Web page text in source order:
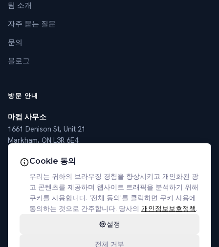
팀 소개
자주 묻는 질문
문의
블로그
방문 안내
마컴 사무소
1661 Denison St, Unit 21
Markham, ON L3R 6E4
토론토 사무소
4789 Yonge St, Suite 1101
Toronto, ON M2N 0G3
(905) 305-7077
Cookie 동의
우리는 귀하의 브라우징 경험을 향상시키고 개인화된 광
고 콘텐츠를 제공하며 웹사이트 트래픽을 분석하기 위해
쿠키를 사용합니다. '전체 동의'를 클릭하면 쿠키 사용에
동의하는 것으로 간주합니다. 당사의 개인정보보호정책.
설정
전체 거부